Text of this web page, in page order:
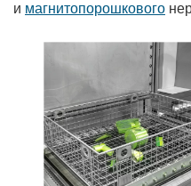
и магнитопорошкового